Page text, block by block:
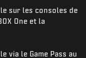
sur les consoles de
One et la
via le Game Pass au